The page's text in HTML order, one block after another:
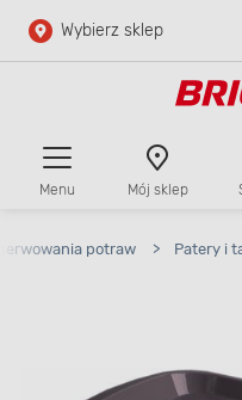
Przejdź do głównej
Wybierz sklep
Menu Mój sklep
potraw > Patery i